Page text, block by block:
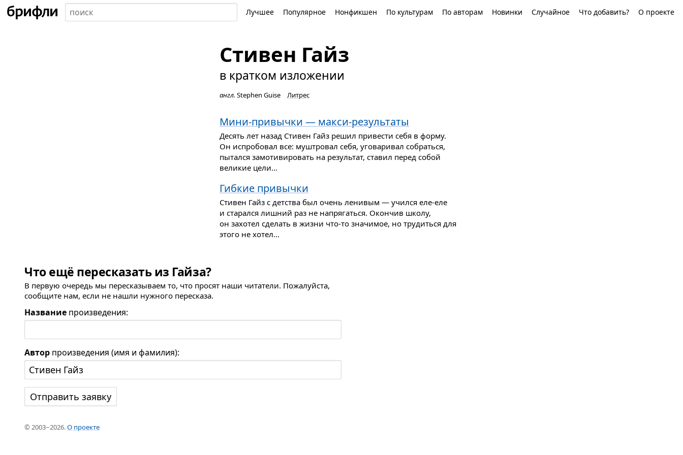
Лучшее Популярное Нонфикшен По культурам По авторам Новинки Случайное Что добавить? О проекте
Стивен Гайз
в кратком изложении
англ. Stephen Guise Литрес
Мини-привычки — макси-результаты
Десять лет назад Стивен Гайз решил привести себя в форму.
Он испробовал все: муштровал себя, уговаривал собраться,
пытался замотивировать на результат, ставил перед собой
великие цели...
Гибкие привычки
Стивен Гайз с детства был очень ленивым — учился еле-еле
и старался лишний раз не напрягаться. Окончив школу,
он захотел сделать в жизни что-то значимое, но трудиться для
этого не хотел...
Что ещё пересказать из Гайза?
В первую очередь мы пересказываем то, что просят наши читатели. Пожалуйста,
сообщите нам, если не нашли нужного пересказа.
Название произведения:
Автор произведения (имя и фамилия):
© 2003−2026.О проекте